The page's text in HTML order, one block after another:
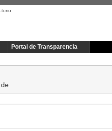
Portal de Transparencia